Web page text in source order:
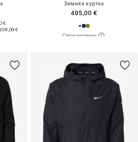
€
€
Зимняя куртка
495,00 €